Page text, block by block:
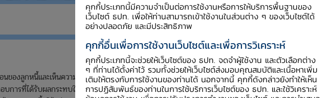
ของลูกหนี้และเห็นความ
บการที่ได้รับผลกระทบให้
สารบัญประกอบ
ดาวน์โหลด PDF
คุกกี้ประเภทนี้มีความจำเป็นต่อการใช้งานหรือการให้บริการพื้นฐานของ
เว็บไซต์ ธปท. เพื่อให้ท่านสามารถเข้าใช้งานในส่วนต่าง ๆ ของเว็บไซต์ได้
อย่างปลอดภัย และมีประสิทธิภาพ
คุกกี้อื่นเพื่อการใช้งานเว็บไซต์และเพื่อการวิเคราะห์
คุกกี้ประเภทนี้จะช่วยให้เว็บไซต์ของ ธปท. จดจำผู้ใช้งาน และตัวเลือกต่าง
ๆ ที่ท่านได้ตั้งค่าไว้ รวมทั้งช่วยให้เว็บไซต์ส่งมอบคุณสมบัติและเนื้อหาเพิ่ม
เติมให้ตรงกับการใช้งานของท่านได้ นอกจากนี้ คุกกี้ดังกล่าวยังทำให้เห็น
การปฏิสัมพันธ์ของท่านในการใช้บริการเว็บไซต์ของ ธปท. และใช้วิเคราะห์